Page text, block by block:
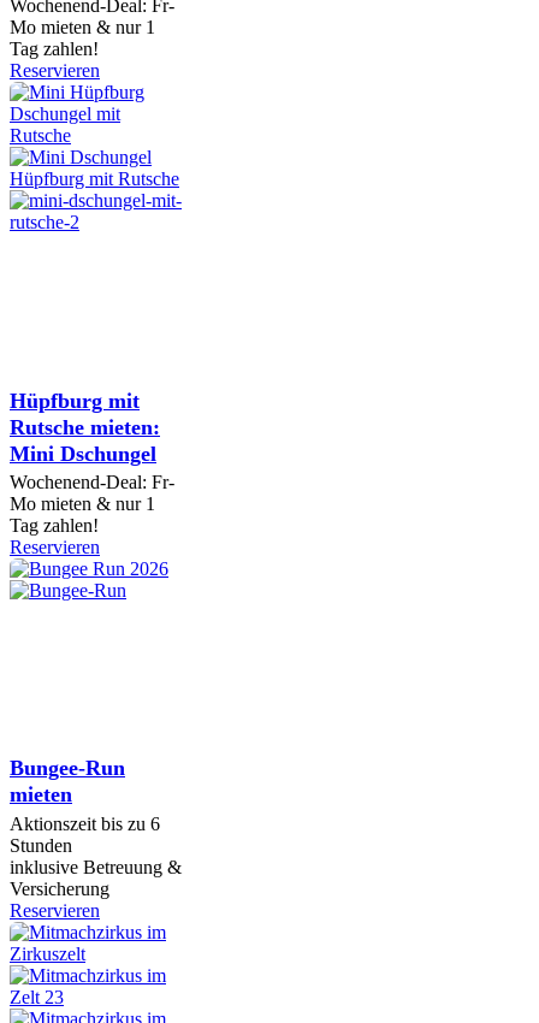
Wochenend-Deal: Fr-
Mo mieten & nur 1
Tag zahlen!
Reservieren
Hüpfburg mit
Rutsche mieten:
Mini Dschungel
Wochenend-Deal: Fr-
Mo mieten & nur 1
Tag zahlen!
Reservieren
Bungee-Run
mieten
Aktionszeit bis zu 6
Stunden
inklusive Betreuung &
Versicherung
Reservieren